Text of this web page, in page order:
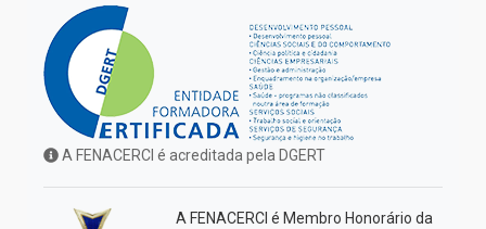
A FENACERCI é acreditada pela DGERT
A FENACERCI é Membro Honorário da